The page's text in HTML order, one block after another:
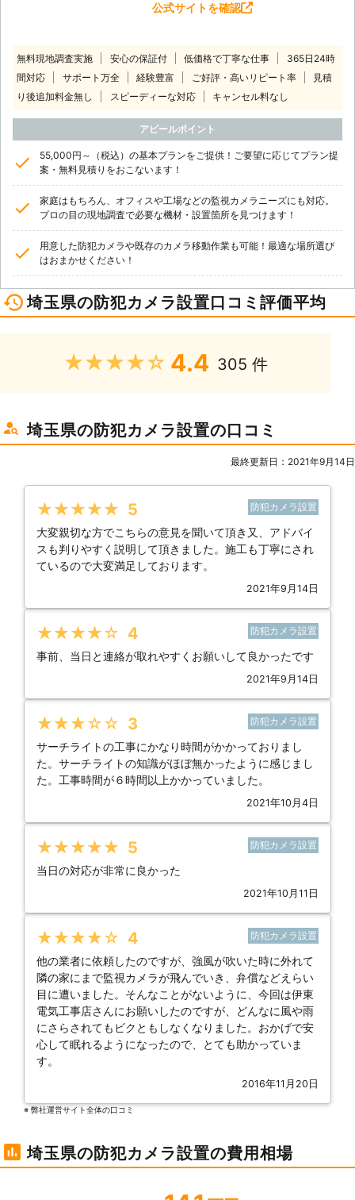
公式サイトを確認
無料現地調査実施 安心の保証付 低価格で丁寧な仕事
365日24時
間対応
サポート万全 経験豊富 ご好評・高いリピート率
見積
り後追加料金無し
スピーディーな対応 キャンセル料なし
アピールポイント
55,000円～（税込）の基本プランをご提供！ご要望に応じてプラン提
案・無料見積りをおこないます！
家庭はもちろん、オフィスや工場などの監視カメラニーズにも対応。
プロの目の現地調査で必要な機材・設置箇所を見つけます！
用意した防犯カメラや既存のカメラ移動作業も可能！最適な場所選び
はおまかせください！
埼玉県の防犯カメラ設置口コミ評価平均
★★★★★ 4.4 305 件
埼玉県の防犯カメラ設置の口コミ
最終更新日：2021年9月14日
★★★★★ 5 防犯カメラ設置
大変親切な方でこちらの意見を聞いて頂き又、アドバイ
スも判りやすく説明して頂きました。施工も丁寧にされ
ているので大変満足しております。
2021年9月14日
★★★★★ 4 防犯カメラ設置
事前、当日と連絡が取れやすくお願いして良かったです
2021年9月14日
★★★★★ 3 防犯カメラ設置
サーチライトの工事にかなり時間がかかっておりまし
た。サーチライトの知識がほぼ無かったように感じまし
た。工事時間が６時間以上かかっていました。
2021年10月4日
★★★★★ 5 防犯カメラ設置
当日の対応が非常に良かった
2021年10月11日
★★★★★ 4 防犯カメラ設置
他の業者に依頼したのですが、強風が吹いた時に外れて
隣の家にまで監視カメラが飛んでいき、弁償などえらい
目に遭いました。そんなことがないように、今回は伊東
電気工事店さんにお願いしたのですが、どんなに風や雨
にさらされてもビクともしなくなりました。おかげで安
心して眠れるようになったので、とても助かっていま
す。
2016年11月20日
※ 弊社運営サイト全体の⼝コミ
埼玉県の防犯カメラ設置の費用相場